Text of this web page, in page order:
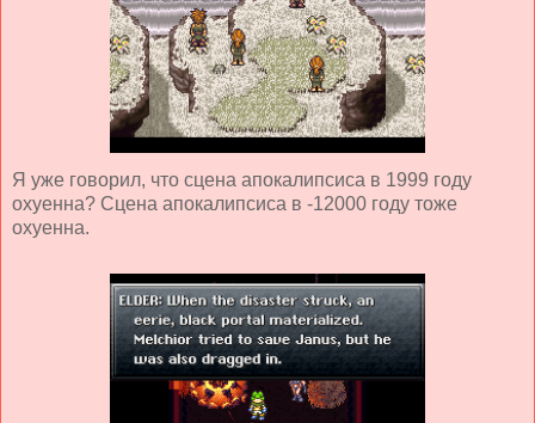
Я уже говорил, что сцена апокалипсиса в 1999 году
охуенна? Сцена апокалипсиса в -12000 году тоже
охуенна.